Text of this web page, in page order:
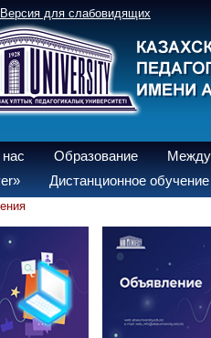
Версия для слабовидящих
Образование
Дистанционное обучение